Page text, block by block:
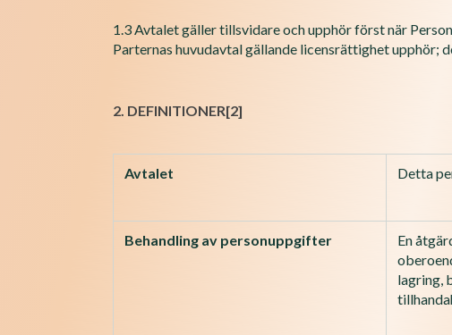
1.3 Avtalet gäller tillsvidare och upphör först när
Parternas huvudavtal gällande licensrättighet upphör;
2. DEFINITIONER[2]
Avtalet Detta
Behandling av personuppgifter
En
lagring,